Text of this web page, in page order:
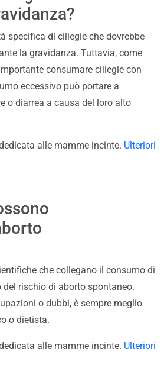
specifica di ciliegie che dovrebbe
la gravidanza. Tuttavia, come
consumare ciliegie con
eccessivo può portare a
o diarrea a causa del loro alto
alle mamme incinte. Ulteriori
che collegano il consumo di
rischio di aborto spontaneo.
o dubbi, è sempre meglio
o dietista.
alle mamme incinte. Ulteriori